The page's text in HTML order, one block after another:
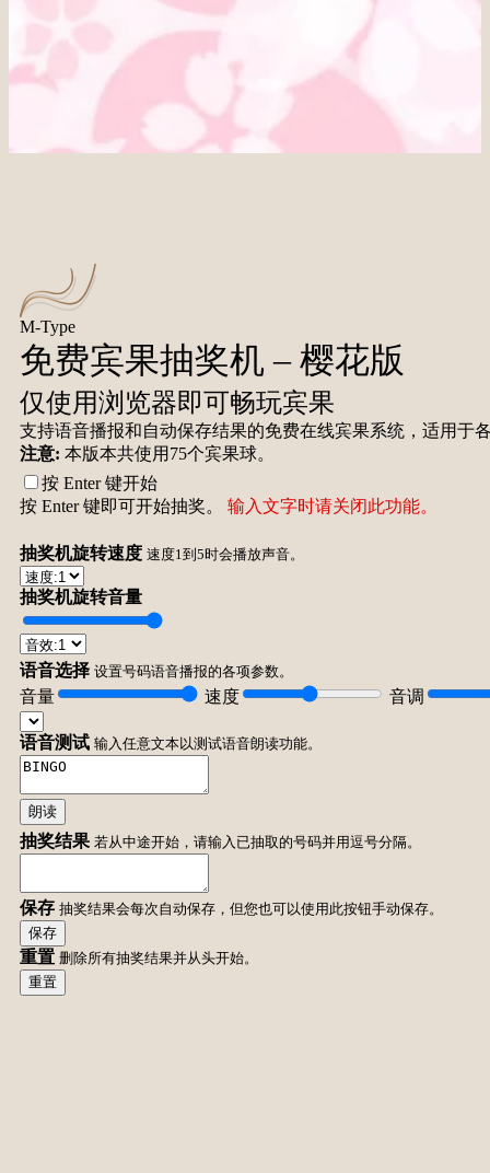
M-Type
免费宾果抽奖机 – 樱花版
仅使用浏览器即可畅玩宾果
支持语音播报和自动保存结果的免费在线宾果系统，适用于
注意: 本版本共使用75个宾果球。
按 Enter 键开始
按 Enter 键即可开始抽奖。 输入文字时请关闭此功能。
抽奖机旋转速度 速度1到5时会播放声音。
抽奖机旋转音量
语音选择 设置号码语音播报的各项参数。
音量 速度 音调
语音测试 输入任意文本以测试语音朗读功能。
朗读
抽奖结果 若从中途开始，请输入已抽取的号码并用逗号分隔。
保存 抽奖结果会每次自动保存，但您也可以使用此按钮手动保存。
保存
重置 删除所有抽奖结果并从头开始。
重置